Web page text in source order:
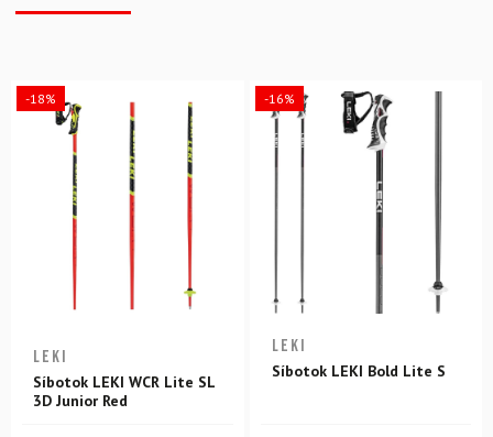
-18%
LEKI
Síbotok LEKI WCR Lite SL
3D Junior Red
-16%
LEKI
Síbotok LEKI Bold Lite S